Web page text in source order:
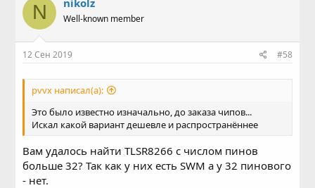
N Well-known member
12 Сен 2019 #58
pvvx написал(а):
Это было известно изначально, до заказа чипов...
Искал какой вариант дешевле и распространённее
Вам удалось найти TLSR8266 c числом пинов
больше 32? Так как у них есть SWM а у 32 пинового
- нет.